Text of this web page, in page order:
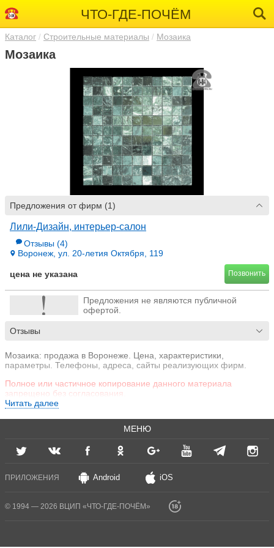
ЧТО-ГДЕ-ПОЧЁМ
Каталог Строительные материалы Мозаика
Мозаика
Предложения от фирм (1)
Лили-Дизайн, интерьер-салон
Отзывы (4)
Воронеж, ул. 20-летия Октября, 119
цена не указана Позвонить
Предложения не являются публичной
офертой.
Отзывы
Мозаика: продажа в Воронеже. Цена, характеристики,
параметры. Телефоны, адреса, сайты реализующих фирм.
Полное или частичное копирование данного материала
запрещено без согласования.
Читать далее
МЕНЮ
ПРИЛОЖЕНИЯ Android iOS
© 1994 — 2026 ВЦИП «ЧТО-ГДЕ-ПОЧЁМ»